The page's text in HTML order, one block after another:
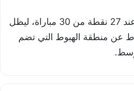
فيما تجمد رصيد الكرخ عند 27 نقطة من 30 مباراة، ليظل
بفارق 5 نقاط عن منطقة الهبوط التي تضم